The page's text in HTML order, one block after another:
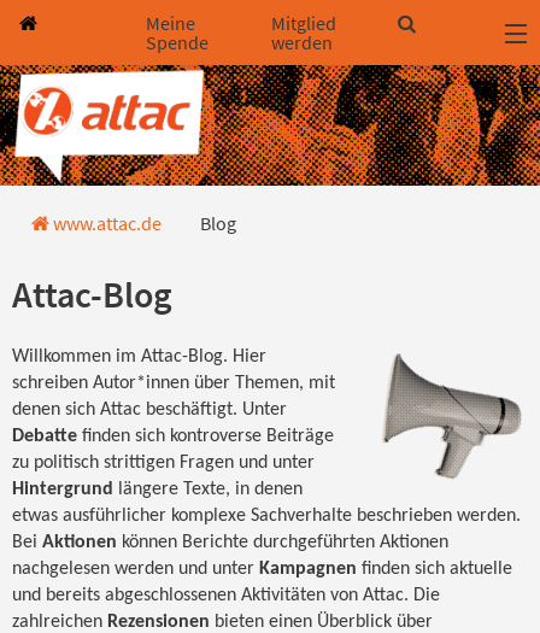
Direkt zum Hauptinhalt springen
Direkt zur Haupt-Navigation springen
Direkt zur Service-Navigation springen
Direkt zur Footer-Navigation springen
Direkt zum Footerinhalt springen
Meine
Spende
Mitglied
werden
Blogwww.attac.de Blog
Attac-Blog
Willkommen im Attac-Blog. Hier
schreiben Autor*innen über Themen, mit
denen sich Attac beschäftigt. Unter
Debatte finden sich kontroverse Beiträge
zu politisch strittigen Fragen und unter
Hintergrund
längere Texte, in denen
etwas ausführlicher komplexe Sachverhalte beschrieben werden.
Bei Aktionen können Berichte durchgeführten Aktionen
nachgelesen werden und unter Kampagnen finden sich aktuelle
und bereits abgeschlossenen Aktivitäten von Attac. Die
zahlreichen Rezensionen bieten einen Überblick über